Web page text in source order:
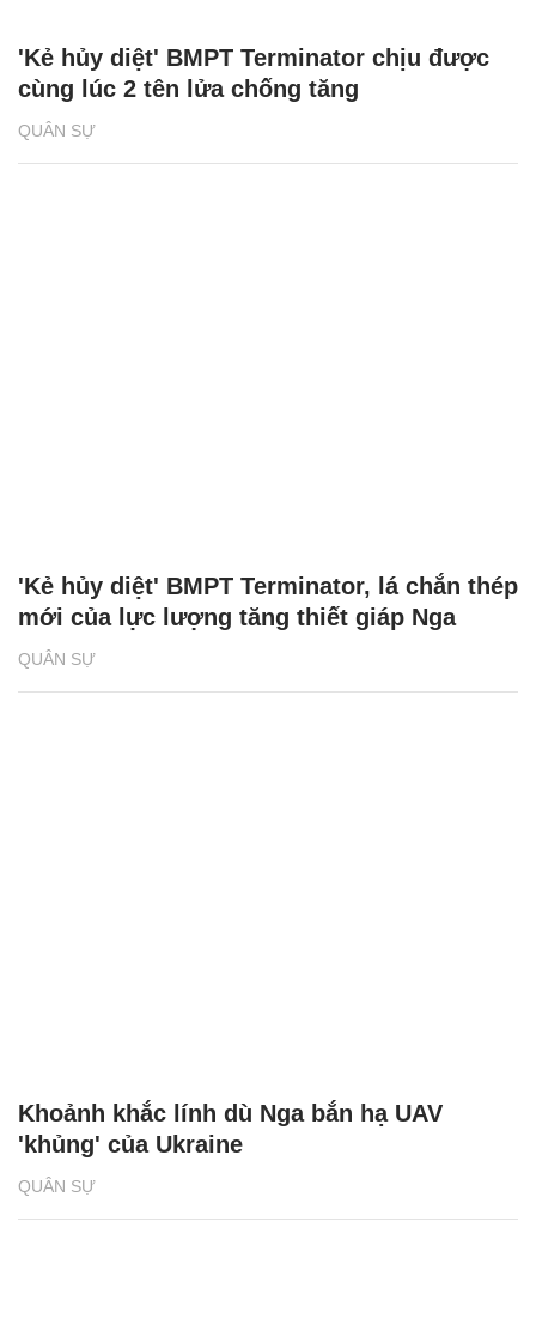
QUÂN SỰ
'Kẻ hủy diệt' BMPT Terminator chịu được
cùng lúc 2 tên lửa chống tăng
QUÂN SỰ
'Kẻ hủy diệt' BMPT Terminator, lá chắn thép
mới của lực lượng tăng thiết giáp Nga
QUÂN SỰ
Khoảnh khắc lính dù Nga bắn hạ UAV
'khủng' của Ukraine